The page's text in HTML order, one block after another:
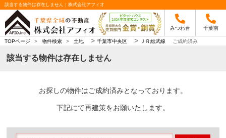
該当する物件は存在しません｜株式会社アフィオ
みつわ台 千葉南
TOPページ > 物件検索 > 土地 > 千葉市中央区 > ＪＲ総武線 ご成約済み
該当する物件は存在しません
お探しの物件はご成約済みとなっております。
下記にて再建策をお願いたします。